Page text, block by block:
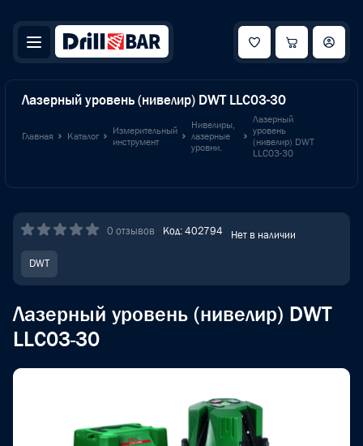
Лазерный уровень (нивелир) DWT LLC03-30
Главная Каталог
Измерительный
инструмент
Нивелиры,
лазерные
уровни.
Лазерный
уровень
(нивелир) DWT
LLC03-30
0 отзывов Код: 402794 Нет в наличии
DWT
Лазерный уровень (нивелир) DWT
LLC03-30